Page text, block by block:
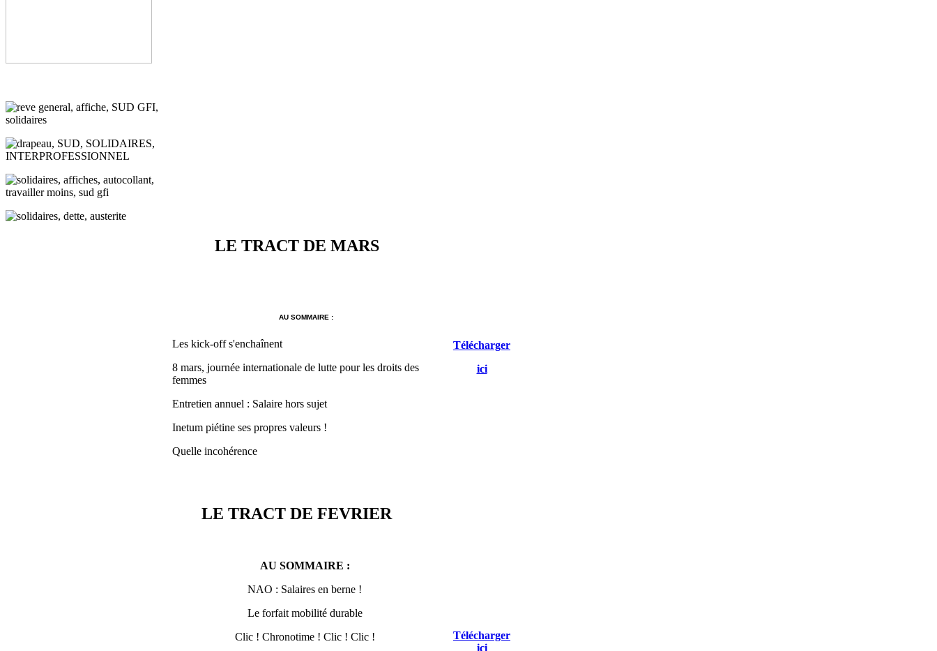
LE TRACT DE MARS
AU SOMMAIRE :
Les kick-off s'enchaînent
8 mars, journée internationale de lutte pour les droits des
femmes
Entretien annuel : Salaire hors sujet
Inetum piétine ses propres valeurs !
Quelle incohérence
Télécharger
ici
LE TRACT DE FEVRIER
AU SOMMAIRE :
NAO : Salaires en berne !
Le forfait mobilité durable
Clic ! Chronotime ! Clic ! Clic !
Télécharger
ici